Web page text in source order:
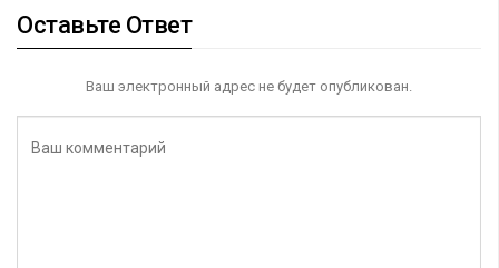
Оставьте Ответ
Ваш электронный адрес не будет опубликован.